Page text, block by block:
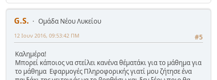
G.S.
Ομάδα Νέου Λυκείου
#5
12 Ιουν 2016, 09:53:42 ΠΜ
Καλημέρα!
Μπορεί κάποιος να στείλει κανένα θέματάκι για το μάθημα για
το μάθημα Εφαρμογές Πληροφορικής γιατί μου ζήτησε ένα